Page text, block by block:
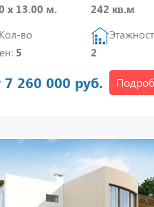
х 13.00 м.
Кол-во
5
242 кв.м
2
7 260 000 руб.